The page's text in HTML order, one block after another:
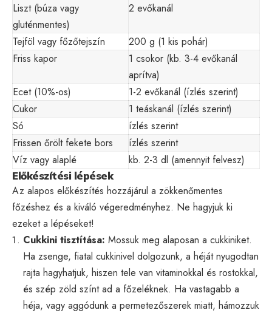
Liszt (búza vagy
gluténmentes)
2 evőkanál
Tejföl vagy főzőtejszín
200 g (1 kis pohár)
Friss kapor
1 csokor (kb. 3-4 evőkanál
aprítva)
Ecet (10%-os)
1-2 evőkanál (ízlés szerint)
Cukor
1 teáskanál (ízlés szerint)
Só
ízlés szerint
Frissen őrölt fekete bors
ízlés szerint
Víz vagy alaplé
kb. 2-3 dl (amennyit felvesz)
Előkészítési lépések
Az alapos előkészítés hozzájárul a zökkenőmentes
főzéshez és a kiváló végeredményhez. Ne hagyjuk ki
ezeket a lépéseket!
Cukkini tisztítása: Mossuk meg alaposan a cukkiniket.
Ha zsenge, fiatal cukkinivel dolgozunk, a héját nyugodtan
rajta hagyhatjuk, hiszen tele van vitaminokkal és rostokkal,
és szép zöld színt ad a főzeléknek. Ha vastagabb a
héja, vagy aggódunk a permetezőszerek miatt, hámozzuk